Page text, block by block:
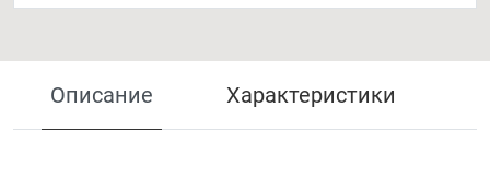
Описание Характеристики